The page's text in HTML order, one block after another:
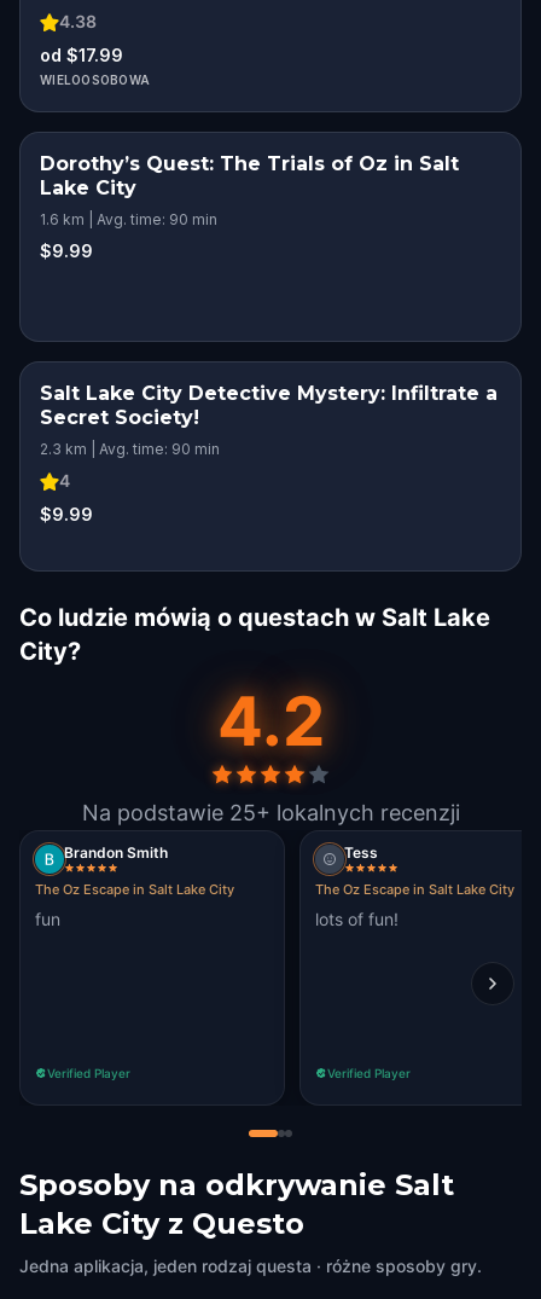
4.38
od $17.99
WIELOOSOBOWA
Dorothy’s Quest: The Trials of Oz in Salt
Lake City
1.6 km | Avg. time: 90 min
$9.99
Salt Lake City Detective Mystery: Infiltrate a
Secret Society!
2.3 km | Avg. time: 90 min
4
$9.99
Co ludzie mówią o questach w Salt Lake
City?
4.2
Na podstawie 25+ lokalnych recenzji
Brandon Smith
The Oz Escape in Salt Lake City
fun
Verified Player
Tess
The Oz Escape in Salt Lake City
lots of fun!
Verified Player
Sposoby na odkrywanie Salt
Lake City z Questo
Jedna aplikacja, jeden rodzaj questa · różne sposoby gry.